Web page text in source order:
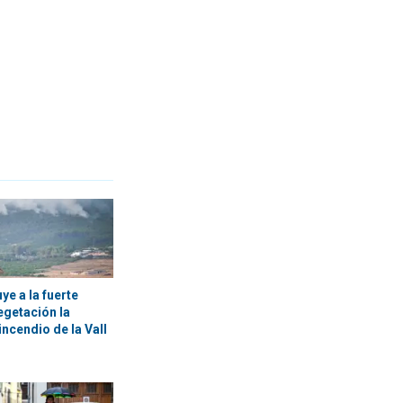
a la fuerte
la
de la Vall